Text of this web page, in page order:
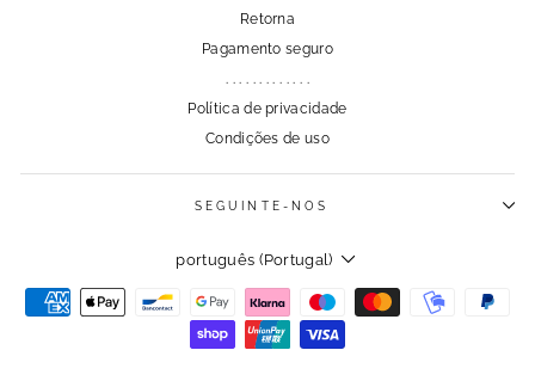
Retorna
Pagamento seguro
. . . . . . . . . . . . .
Política de privacidade
Condições de uso
SEGUINTE-NOS
Linguagem
português (Portugal)